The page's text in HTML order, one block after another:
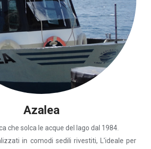
Azalea
che solca le acque del lago dal 1984.
in comodi sedili rivestiti, L'ideale per